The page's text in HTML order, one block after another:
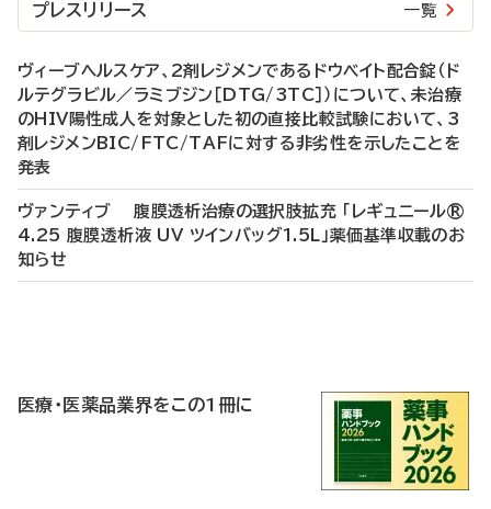
プレスリリース 一覧
ヴィーブヘルスケア、2剤レジメンであるドウベイト配合錠（ド
ルテグラビル／ラミブジン［DTG/3TC］）について、未治療
のHIV陽性成人を対象とした初の直接比較試験において、3
剤レジメンBIC/FTC/TAFに対する非劣性を示したことを
発表
ヴァンティブ 腹膜透析治療の選択肢拡充 「レギュニール®
4.25 腹膜透析液 UV ツインバッグ1.5L」薬価基準収載のお
知らせ
医療・医薬品業界をこの1冊に